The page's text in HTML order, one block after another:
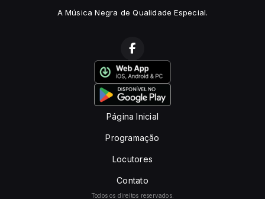
A Música Negra de Qualidade Especial.
Página Inicial
Programação
Locutores
Contato
Todos os direitos reservados.